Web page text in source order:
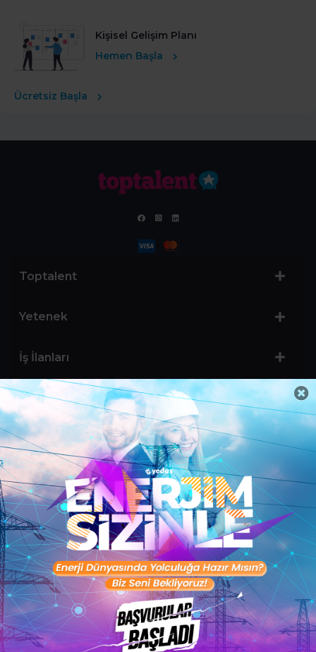
Kişisel Gelişim Planı
Hemen Başla
Ücretsiz Başla
Toptalent
Yetenek
İş İlanları
Sertifika Programları
Yetenek Testleri
İşveren
Toptalent Marka ve İnsan Kaynakları Danışmanlığı Limited Şirketi Özel İstihdam Bürosu
Olarak 11 / 11 / 2024 - 10 / 11 / 2027 tarihleri arasında faaliyette bulunmak üzere, Türkiye İş
Kurumu tarafından 05.11.2024 tarih ve 16998526 sayılı karar uyarınca 1251 nolu belge ile faaliyet
göstermektedir.Toptalent İş İlanları için tıklayın. 4904 sayılı kanun uyarınca iş arayanlardan
ücret alınmayacak ve menfaat temin edilmeyecektir.
Türkiye İş Kurumu İstanbul İl Müdürlüğü: 0 212 249 29 87 | Türkiye iş Kurumu İstanbul Çalışma